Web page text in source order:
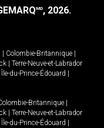
MD, 2026.
Colombie-Britannique
Terre-Neuve-et-Labrador
Île-du-Prince-Édouard
Britannique
Terre-Neuve-et-Labrador
Île-du-Prince-Édouard